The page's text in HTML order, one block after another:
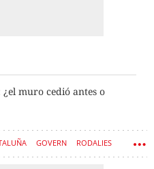
muro cedió antes o
GOVERN RODALIES